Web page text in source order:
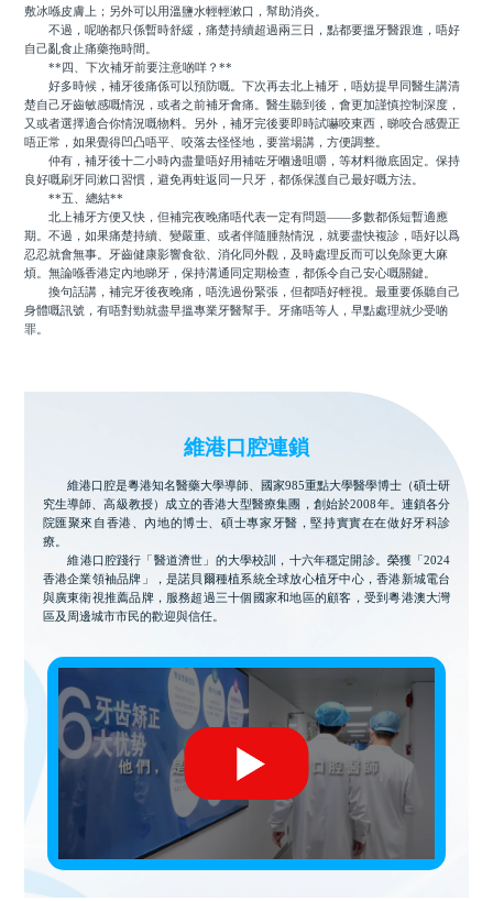
敷冰喺皮膚上；另外可以用溫鹽水輕輕漱口，幫助消炎。
不過，呢啲都只係暫時舒緩，痛楚持續超過兩三日，點都要搵牙醫跟進，唔好
自己亂食止痛藥拖時間。
**四、下次補牙前要注意啲咩？**
好多時候，補牙後痛係可以預防嘅。下次再去北上補牙，唔妨提早同醫生講清
楚自己牙齒敏感嘅情況，或者之前補牙會痛。醫生聽到後，會更加謹慎控制深度，
又或者選擇適合你情況嘅物料。另外，補牙完後要即時試嚇咬東西，睇咬合感覺正
唔正常，如果覺得凹凸唔平、咬落去怪怪地，要當場講，方便調整。
仲有，補牙後十二小時內盡量唔好用補咗牙嗰邊咀嚼，等材料徹底固定。保持
良好嘅刷牙同漱口習慣，避免再蛀返同一只牙，都係保護自己最好嘅方法。
**五、總結**
北上補牙方便又快，但補完夜晚痛唔代表一定有問題——多數都係短暫適應
期。不過，如果痛楚持續、變嚴重、或者伴隨腫熱情況，就要盡快複診，唔好以爲
忍忍就會無事。牙齒健康影響食欲、消化同外觀，及時處理反而可以免除更大麻
煩。無論喺香港定內地睇牙，保持溝通同定期檢查，都係令自己安心嘅關鍵。
換句話講，補完牙後夜晚痛，唔洗過份緊張，但都唔好輕視。最重要係聽自己
身體嘅訊號，有唔對勁就盡早搵專業牙醫幫手。牙痛唔等人，早點處理就少受啲
罪。
維港口腔連鎖
維港口腔是粵港知名醫藥大學導師、國家985重點大學醫學博士（碩士研
究生導師、高級教授）成立的香港大型醫療集團，創始於2008年。連鎖各分
院匯聚來自香港、內地的博士、碩士專家牙醫，堅持實實在在做好牙科診
療。
維港口腔踐行「醫道濟世」的大學校訓，十六年穩定開診。榮獲「2024
香港企業領袖品牌」，是諾貝爾種植系統全球放心植牙中心，香港新城電台
與廣東衛視推薦品牌，服務超過三十個國家和地區的顧客，受到粵港澳大灣
區及周邊城市市民的歡迎與信任。